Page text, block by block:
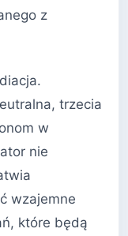
z
trzecia
w
nie
wzajemne
które będą